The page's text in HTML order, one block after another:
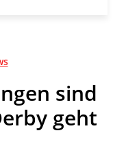
sind
geht